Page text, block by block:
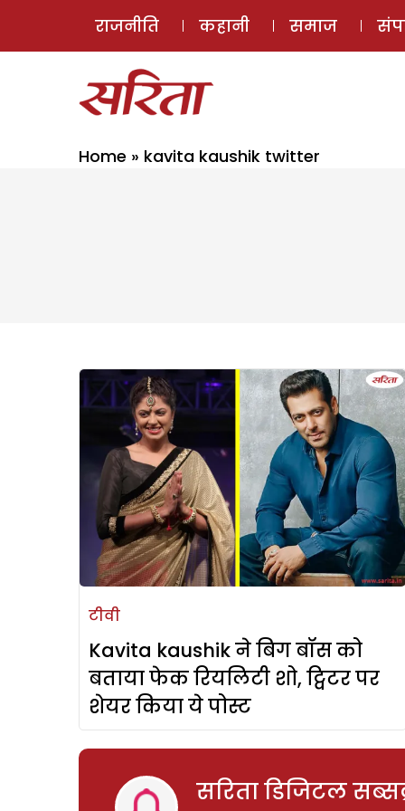
राजनीति कहानी समाज
Home » kavita kaushik twitter
टीवी
Kavita kaushik ने बिग बॉस को
बताया फेक रियलिटी शो, ट्विटर पर
शेयर किया ये पोस्ट
सरिता डिजिटल